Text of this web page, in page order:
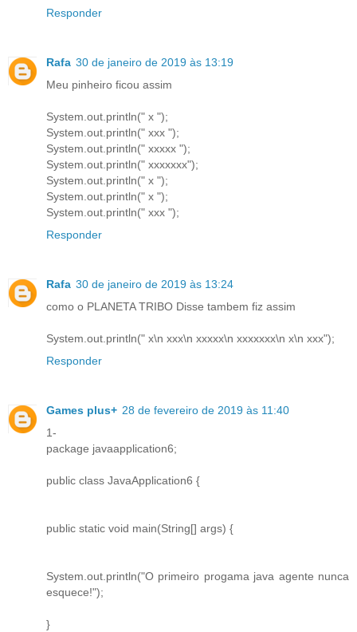
Responder
Rafa 30 de janeiro de 2019 às 13:19
Meu pinheiro ficou assim
System.out.println(" x ");
System.out.println(" xxx ");
System.out.println(" xxxxx ");
System.out.println(" xxxxxxx");
System.out.println(" x ");
System.out.println(" x ");
System.out.println(" xxx ");
Responder
Rafa 30 de janeiro de 2019 às 13:24
como o PLANETA TRIBO Disse tambem fiz assim
System.out.println(" x\n xxx\n xxxxx\n xxxxxxx\n x\n xxx");
Responder
Games plus+ 28 de fevereiro de 2019 às 11:40
1-
package javaapplication6;
public class JavaApplication6 {
public static void main(String[] args) {
System.out.println("O primeiro progama java agente nunca
esquece!");
}